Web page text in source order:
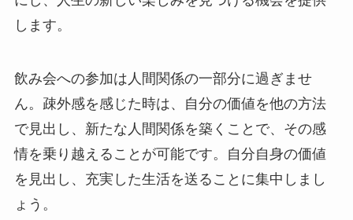
します。
飲み会への参加は人間関係の一部分に過ぎませ
ん。疎外感を感じた時は、自分の価値を他の方法
で見出し、新たな人間関係を築くことで、その感
情を乗り越えることが可能です。自分自身の価値
を見出し、充実した生活を送ることに集中しまし
ょう。